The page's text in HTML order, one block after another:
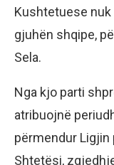
Kushtetuese
gjuhën shqipe,
Sela.
Nga kjo parti
atribuojnë
përmendur Ligjin
Shtetësi,